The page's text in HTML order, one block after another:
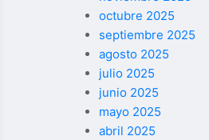
octubre 2025
septiembre 2025
agosto 2025
julio 2025
junio 2025
mayo 2025
abril 2025